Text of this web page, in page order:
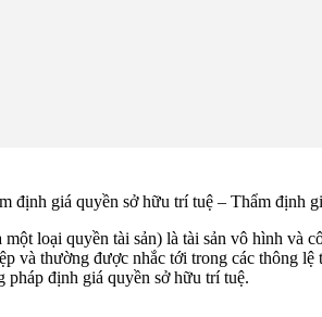
định giá quyền sở hữu trí tuệ – Thẩm định
loại quyền tài sản) là tài sản vô hình và
và thường được nhắc tới trong các thông
pháp định giá quyền sở hữu trí tuệ.